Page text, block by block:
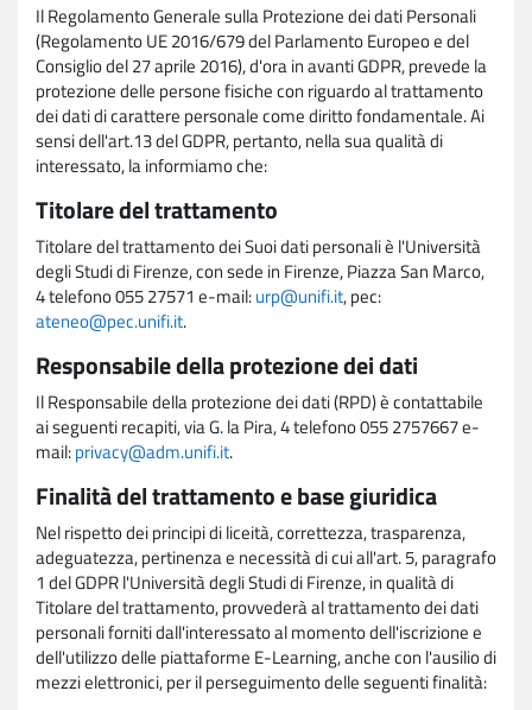
Il Regolamento Generale sulla Protezione dei dati Personali
(Regolamento UE 2016/679 del Parlamento Europeo e del
Consiglio del 27 aprile 2016), d'ora in avanti GDPR, prevede la
protezione delle persone fisiche con riguardo al trattamento
dei dati di carattere personale come diritto fondamentale. Ai
sensi dell'art.13 del GDPR, pertanto, nella sua qualità di
interessato, la informiamo che:
Titolare del trattamento
Titolare del trattamento dei Suoi dati personali è l'Università
degli Studi di Firenze, con sede in Firenze, Piazza San Marco,
4 telefono 055 27571 e-mail:urp@unifi.it, pec:
ateneo@pec.unifi.it.
Responsabile della protezione dei dati
Il Responsabile della protezione dei dati (RPD) è contattabile
ai seguenti recapiti, via G. la Pira, 4 telefono 055 2757667 e-
mail:privacy@adm.unifi.it.
Finalità del trattamento e base giuridica
Nel rispetto dei principi di liceità, correttezza, trasparenza,
adeguatezza, pertinenza e necessità di cui all'art. 5, paragrafo
1 del GDPR l'Università degli Studi di Firenze, in qualità di
Titolare del trattamento, provvederà al trattamento dei dati
personali forniti dall'interessato al momento dell'iscrizione e
dell'utilizzo delle piattaforme E-Learning, anche con l'ausilio di
mezzi elettronici, per il perseguimento delle seguenti finalità: